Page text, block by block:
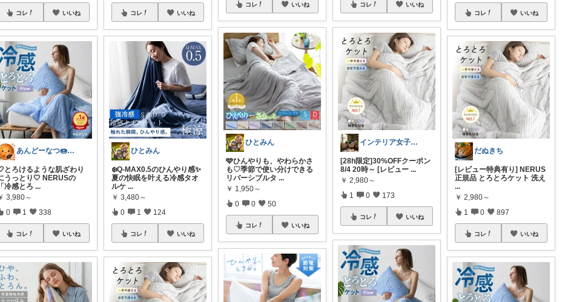
コレ いいね
あんどーなつ🍩 毎日楽しくご機嫌に
とろけるような肌ざわり
うっとり🤍 NERUSの
「冷感とろ ...
3,980～
0 1 338
コレ いいね
コレ いいね
ひとみん
❄️Q-MAX0.5のひんやり感✨
夏の快眠を叶える冷感タオ
ルケ ...
￥ 3,480～
0 1 124
コレ いいね
コレ いいね
ひとみん
🩵ひんやりも、やわらかさ
も♡季節で使い分けできる
リバーシブルタ ...
￥ 1,950～
0 0 50
コレ いいね
コレ いいね
インテリア女子@shiokana姫
[28h限定]30%OFFクーポン
8/4 20時～ [レビュー ...
￥ 2,980～
1 0 173
コレ いいね
コレ いいね
だぬきち
[レビュー特典有り] NERUS
正規品 とろとろケット 洗え
...
￥ 2,980～
1 0 897
コレ いいね